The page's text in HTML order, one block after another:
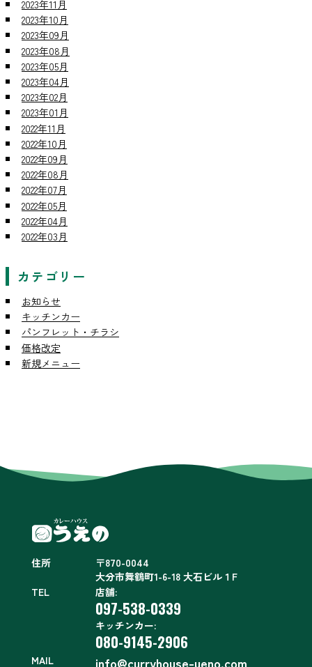
2023年11月
2023年10月
2023年09月
2023年08月
2023年05月
2023年04月
2023年02月
2023年01月
2022年11月
2022年10月
2022年09月
2022年08月
2022年07月
2022年05月
2022年04月
2022年03月
カテゴリー
お知らせ
キッチンカー
パンフレット・チラシ
価格改定
新規メニュー
住所
〒870-0044
大分市舞鶴町1-6-18 大石ビル１F
TEL
店舗:
097-538-0339
キッチンカー:
080-9145-2906
MAIL info@curryhouse-ueno.com